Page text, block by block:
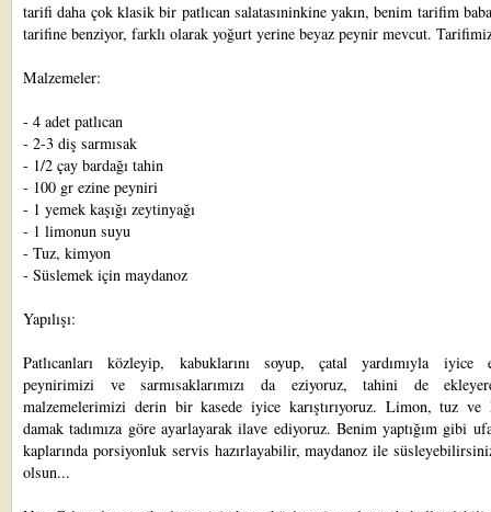
tarifi daha çok klasik bir patlıcan salatasıninkine yakın, benim tarifim
tarifine benziyor, farklı olarak yoğurt yerine beyaz peynir mevcut.
Malzemeler:
- 4 adet patlıcan
- 2-3 diş sarmısak
- 1/2 çay bardağı tahin
- 100 gr ezine peyniri
- 1 yemek kaşığı zeytinyağı
- 1 limonun suyu
- Tuz, kimyon
- Süslemek için maydanoz
Yapılışı:
Patlıcanları közleyip, kabuklarını soyup, çatal yardımıyla iyice
peynirimizi ve sarmısaklarımızı da eziyoruz, tahini de
malzemelerimizi derin bir kasede iyice karıştırıyoruz. Limon, tuz ve
damak tadımıza göre ayarlayarak ilave ediyoruz. Benim yaptığım gibi
kaplarında porsiyonluk servis hazırlayabilir, maydanoz ile
olsun...